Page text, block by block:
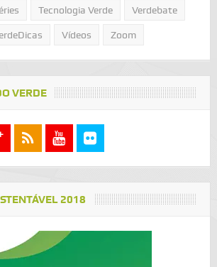
Tecnologia Verde Verdebate
Vídeos Zoom
VERDE
2018